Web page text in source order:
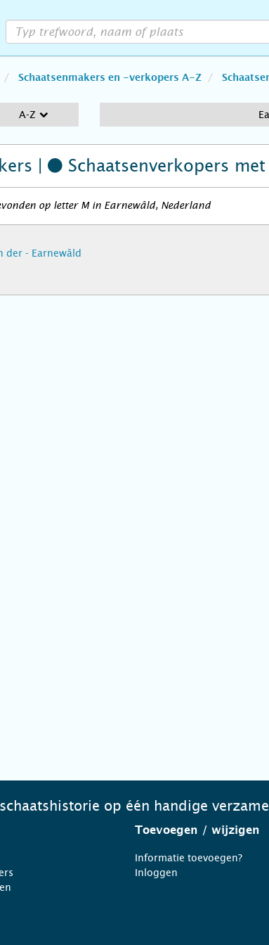
Schaatsenmakers en -verkopers A-Z
A-Z
| Schaatsenverkopers
op letter M in Earnewâld, Nederland
der - Earnewâld
op één handige
Toevoegen / wijzigen
Informatie toevoegen?
Inloggen